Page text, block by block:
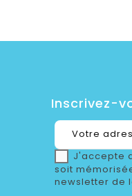
Inscrivez-
J'accepte
soit
newsletter de